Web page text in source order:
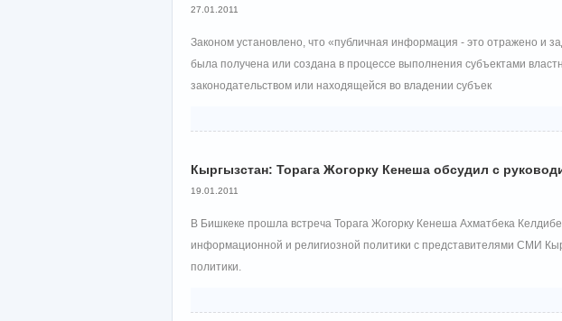
27.01.2011
Законом установлено, что «публичная информация - это отражено и
была получена или создана в процессе выполнения субъектами
законодательством или находящейся во владении субъек
Кыргызстан: Торага Жогорку Кенеша обсудил с
19.01.2011
В Бишкеке прошла встреча Торага Жогорку Кенеша Ахматбека
информационной и религиозной политики с представителями СМИ
политики.